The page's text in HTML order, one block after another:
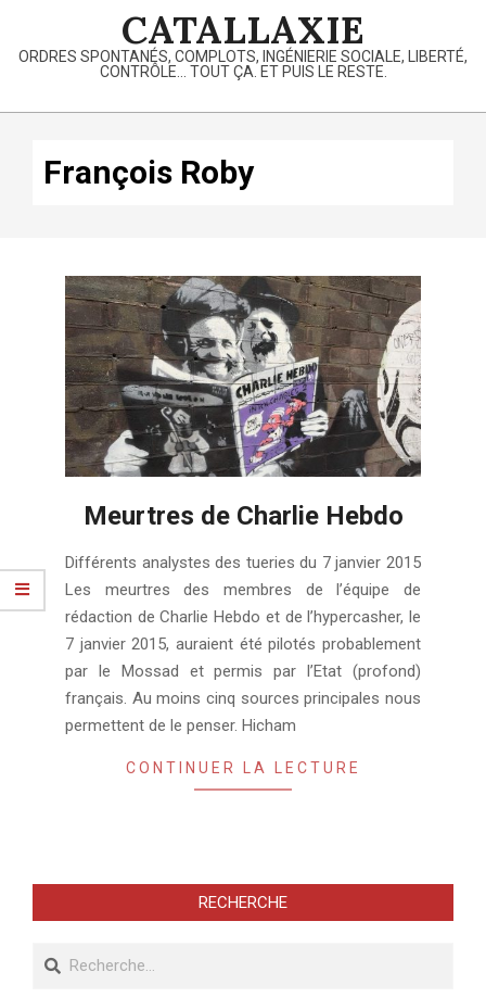
content
CATALLAXIE
ORDRES SPONTANÉS, COMPLOTS, INGÉNIERIE SOCIALE, LIBERTÉ,
CONTRÔLE… TOUT ÇA. ET PUIS LE RESTE.
Primary
François Roby
Meurtres de Charlie Hebdo
11-
20
Différents analystes des tueries du 7 janvier 2015
Les meurtres des membres de l’équipe de
rédaction de Charlie Hebdo et de l’hypercasher, le
7 janvier 2015, auraient été pilotés probablement
par le Mossad et permis par l’Etat (profond)
français. Au moins cinq sources principales nous
permettent de le penser. Hicham
CONTINUER LA LECTURE
RECHERCHE
Recherche